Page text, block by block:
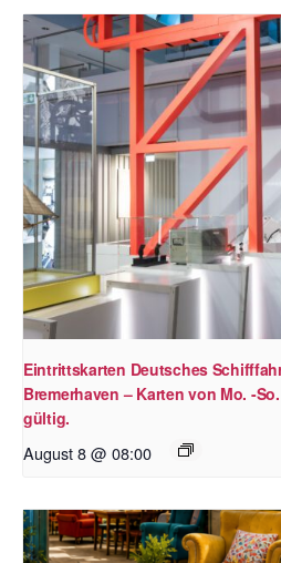
Eintrittskarten Deutsches
Bremerhaven – Karten von Mo. -
gültig.
August 8 @ 08:00